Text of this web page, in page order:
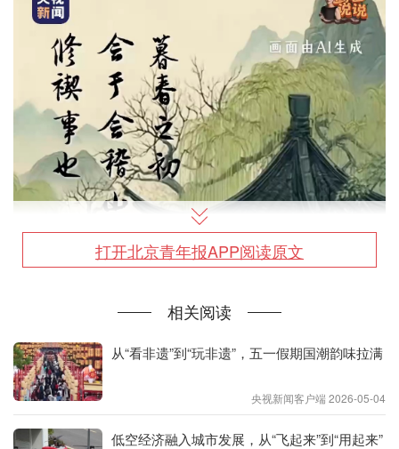
打开北京青年报APP阅读原文
相关阅读
从“看非遗”到“玩非遗”，五一假期国潮韵味拉满
央视新闻客户端 2026-05-04
低空经济融入城市发展，从“飞起来”到“用起来”